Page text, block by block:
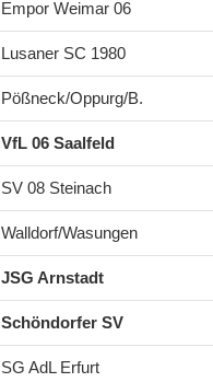
Empor Weimar 06
Lusaner SC 1980
Pößneck/Oppurg/B.
VfL 06 Saalfeld
SV 08 Steinach
Walldorf/Wasungen
JSG Arnstadt
Schöndorfer SV
SG AdL Erfurt